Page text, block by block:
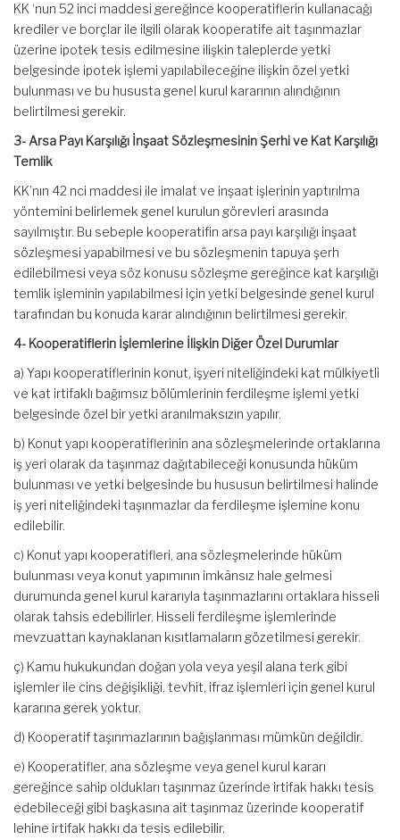
KK ‘nun 52 inci maddesi gereğince kooperatiflerin kullanacağı
krediler ve borçlar ile ilgili olarak kooperatife ait taşınmazlar
üzerine ipotek tesis edilmesine ilişkin taleplerde yetki
belgesinde ipotek işlemi yapılabileceğine ilişkin özel yetki
bulunması ve bu hususta genel kurul kararının alındığının
belirtilmesi gerekir.
3- Arsa Payı Karşılığı İnşaat Sözleşmesinin Şerhi ve Kat Karşılığı
Temlik
KK’nın 42 nci maddesi ile imalat ve inşaat işlerinin yaptırılma
yöntemini belirlemek genel kurulun görevleri arasında
sayılmıştır. Bu sebeple kooperatifin arsa payı karşılığı inşaat
sözleşmesi yapabilmesi ve bu sözleşmenin tapuya şerh
edilebilmesi veya söz konusu sözleşme gereğince kat karşılığı
temlik işleminin yapılabilmesi için yetki belgesinde genel kurul
tarafından bu konuda karar alındığının belirtilmesi gerekir.
4- Kooperatiflerin İşlemlerine İlişkin Diğer Özel Durumlar
a) Yapı kooperatiflerinin konut, işyeri niteliğindeki kat mülkiyetli
ve kat irtifaklı bağımsız bölümlerinin ferdileşme işlemi yetki
belgesinde özel bir yetki aranılmaksızın yapılır.
b) Konut yapı kooperatiflerinin ana sözleşmelerinde ortaklarına
iş yeri olarak da taşınmaz dağıtabileceği konusunda hüküm
bulunması ve yetki belgesinde bu hususun belirtilmesi halinde
iş yeri niteliğindeki taşınmazlar da ferdileşme işlemine konu
edilebilir.
c) Konut yapı kooperatifleri, ana sözleşmelerinde hüküm
bulunması veya konut yapımının imkânsız hale gelmesi
durumunda genel kurul kararıyla taşınmazlarını ortaklara hisseli
olarak tahsis edebilirler. Hisseli ferdileşme işlemlerinde
mevzuattan kaynaklanan kısıtlamaların gözetilmesi gerekir.
ç) Kamu hukukundan doğan yola veya yeşil alana terk gibi
işlemler ile cins değişikliği, tevhit, ifraz işlemleri için genel kurul
kararına gerek yoktur.
d) Kooperatif taşınmazlarının bağışlanması mümkün değildir.
e) Kooperatifler, ana sözleşme veya genel kurul kararı
gereğince sahip oldukları taşınmaz üzerinde irtifak hakkı tesis
edebileceği gibi başkasına ait taşınmaz üzerinde kooperatif
lehine irtifak hakkı da tesis edilebilir.